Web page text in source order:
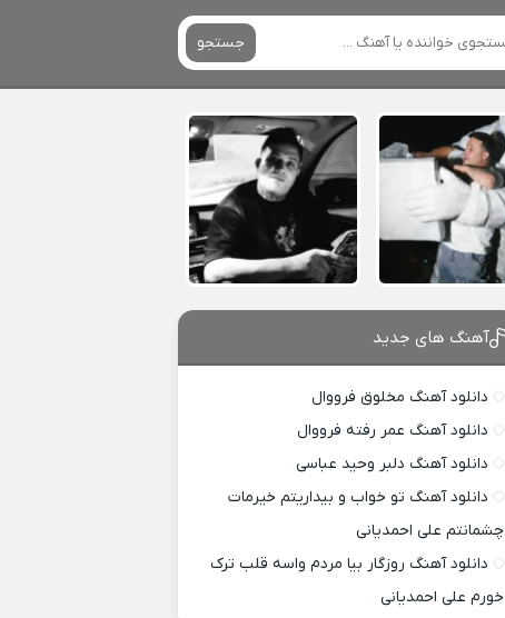
جستجو
آهنگ های جدید
دانلود آهنگ مخلوق فرووال
دانلود آهنگ عمر رفته فرووال
دانلود آهنگ دلبر وحید عباسی
دانلود آهنگ تو خواب و بیداریتم خیرمات
چشمانتم علی احمدیانی
دانلود آهنگ روزگار بیا مردم واسه قلب ترک
خورم علی احمدیانی